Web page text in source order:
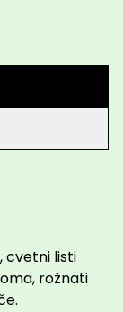
cvetni listi
rožnati